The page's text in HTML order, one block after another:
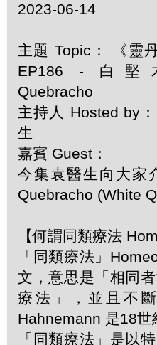
2023-06-14
主題 Topic： 《靈
EP186 - 白堅
Quebracho
主持人 Hosted by
生
嘉賓 Guest：
今集袁醫生向大家
Quebracho (White
【何謂同類療法
「同類療法」
文，意思是「相同
療法」，並且不
Hahnemann 是18世
「同類療法」是以